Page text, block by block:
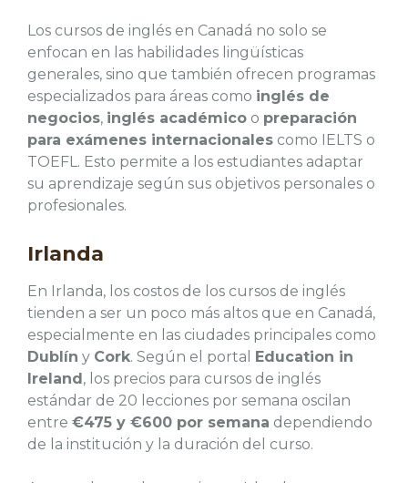
Los cursos de inglés en Canadá no solo se
enfocan en las habilidades lingüísticas
generales, sino que también ofrecen programas
especializados para áreas como inglés de
negocios, inglés académico o preparación
para exámenes internacionales como IELTS o
TOEFL. Esto permite a los estudiantes adaptar
su aprendizaje según sus objetivos personales o
profesionales.
Irlanda
En Irlanda, los costos de los cursos de inglés
tienden a ser un poco más altos que en Canadá,
especialmente en las ciudades principales como
Dublín y Cork. Según el portal
Education in
Ireland , los precios para cursos de inglés
estándar de 20 lecciones por semana oscilan
entre €475 y €600 por semana dependiendo
de la institución y la duración del curso.